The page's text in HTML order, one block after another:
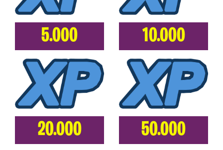
5.000 10.000
20.000 50.000